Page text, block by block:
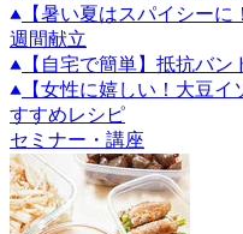
【暑い夏はスパイシー
週間献立
【自宅で簡単】抵抗バン
【女性に嬉しい！大豆
すすめレシピ
セミナー・講座